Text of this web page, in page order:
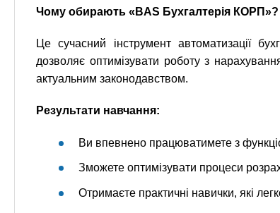
Чому обирають «BAS Бухгалтерія КОРП»?
Це сучасний інструмент автоматизації
дозволяє оптимізувати роботу з
актуальним законодавством.
Результати навчання:
Ви впевнено працюватимете з
Зможете оптимізувати процеси
Отримаєте практичні навички, які